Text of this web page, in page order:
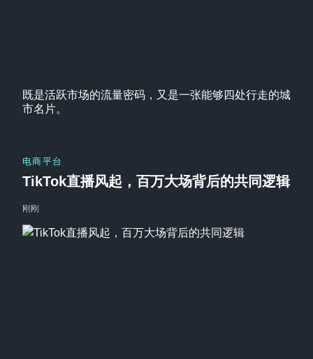
既是活跃市场的流量密码，又是一张能够四处行走的城
市名片。
电商平台
TikTok直播风起，百万大场背后的共同逻辑
刚刚